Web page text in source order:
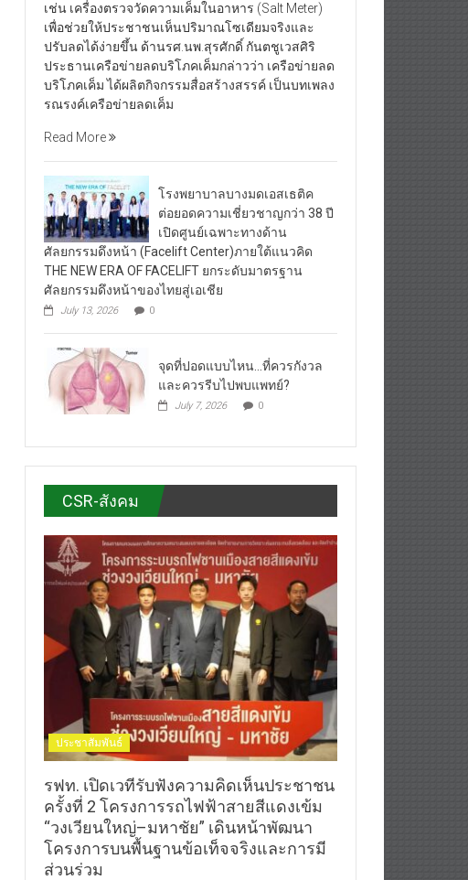
เช่น เครื่องตรวจวัดความเค็มในอาหาร (Salt Meter)
เพื่อช่วยให้ประชาชนเห็นปริมาณโซเดียมจริงและ
ปรับลดได้ง่ายขึ้น ด้านรศ.นพ.สุรศักดิ์ กันตชูเวสศิริ
ประธานเครือข่ายลดบริโภคเค็มกล่าวว่า เครือข่ายลด
บริโภคเค็ม ได้ผลิตกิจกรรมสื่อสร้างสรรค์ เป็นบทเพลง
รณรงค์เครือข่ายลดเค็ม
Read More
โรงพยาบาลบางมดเอสเธติค
ต่อยอดความเชี่ยวชาญกว่า 38 ปี
เปิดศูนย์เฉพาะทางด้าน
ศัลยกรรมดึงหน้า (Facelift Center)ภายใต้แนวคิด
THE NEW ERA OF FACELIFT ยกระดับมาตรฐาน
ศัลยกรรมดึงหน้าของไทยสู่เอเชีย
July 13, 2026 0
จุดที่ปอดแบบไหน…ที่ควรกังวล
และควรรีบไปพบแพทย์?
July 7, 2026 0
CSR-สังคม
ประชาสัมพันธ์
รฟท. เปิดเวทีรับฟังความคิดเห็นประชาชน
ครั้งที่ 2 โครงการรถไฟฟ้าสายสีแดงเข้ม
“วงเวียนใหญ่–มหาชัย” เดินหน้าพัฒนา
โครงการบนพื้นฐานข้อเท็จจริงและการมี
ส่วนร่วม